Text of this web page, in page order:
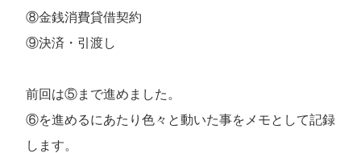
⑧金銭消費貸借契約
⑨決済・引渡し
前回は⑤まで進めました。
⑥を進めるにあたり色々と動いた事をメモとして記録
します。